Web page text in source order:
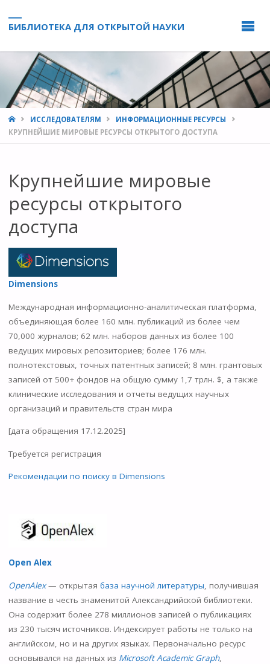
БИБЛИОТЕКА ДЛЯ ОТКРЫТОЙ НАУКИ
HOMEИССЛЕДОВАТЕЛЯМ
ИНФОРМАЦИОННЫЕ РЕСУРСЫ
КРУПНЕЙШИЕ МИРОВЫЕ РЕСУРСЫ ОТКРЫТОГО ДОСТУПА
Крупнейшие мировые
ресурсы открытого
доступа
Dimensions
Международная информационно-аналитическая платформа,
объединяющая более 160 млн. публикаций из более чем
70,000 журналов; 62 млн. наборов данных из более 100
ведущих мировых репозиториев; более 176 млн.
полнотекстовых, точных патентных записей; 8 млн. грантовых
записей от 500+ фондов на общую сумму 1,7 трлн. $, а также
клинические исследования и отчеты ведущих научных
организаций и правительств стран мира
[дата обращения 17.12.2025]
Требуется регистрация
Рекомендации по поиску в Dimensions
Open Alex
OpenAlex— открытая база научной литературы, получившая
название в честь знаменитой Александрийской библиотеки.
Она содержит более 278 миллионов записей о публикациях
из 230 тысяч источников. Индексирует работы не только на
английском, но и на других языках. Первоначально ресурс
основывался на данных из Microsoft Academic Graph,